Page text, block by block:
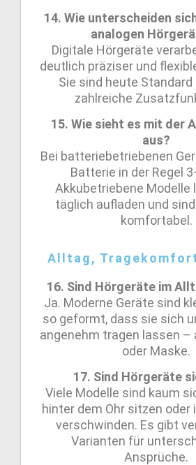
14. Wie unterscheiden
analogen
Digitale Hörgeräte
deutlich präziser und
Sie sind heute
zahlreiche
15. Wie sieht es mit der
aus?
Bei batteriebetriebenen
Batterie in der Regel
Akkubetriebene Modelle
täglich aufladen und
komfortabel.
Alltag,
16. Sind Hörgeräte im
Ja. Moderne Geräte sind
so geformt, dass sie sich
angenehm tragen lassen –
oder Maske.
17. Sind Hörgeräte
Viele Modelle sind kaum
hinter dem Ohr sitzen oder
verschwinden. Es gibt
Varianten für
Ansprüche.